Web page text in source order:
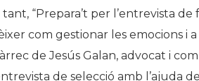
“Prepara’t per l’entrevista
com gestionar les emocions i
de Jesús Galan, advocat i
de selecció amb l’ajuda